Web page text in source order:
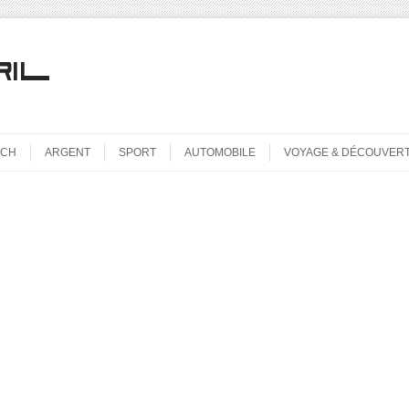
ARGENT SPORT AUTOMOBILE VOYAGE &